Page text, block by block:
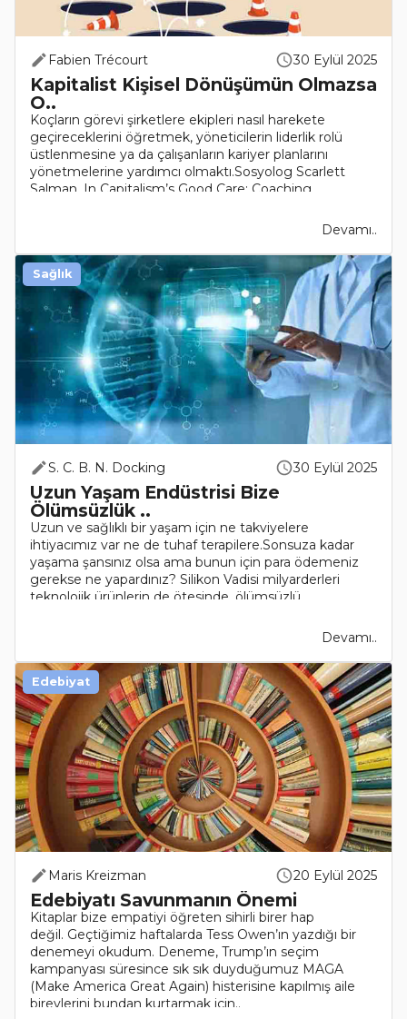
Fabien Trécourt 30 Eylül 2025
Kapitalist Kişisel Dönüşümün Olmazsa
O..
Koçların görevi şirketlere ekipleri nasıl harekete
geçireceklerini öğretmek, yöneticilerin liderlik rolü
üstlenmesine ya da çalışanların kariyer planlarını
yönetmelerine yardımcı olmaktı.Sosyolog Scarlett
Salman, In Capitalism’s Good Care: Coaching ..
Devamı..
S. C. B. N. Docking 30 Eylül 2025
Uzun Yaşam Endüstrisi Bize
Ölümsüzlük ..
Uzun ve sağlıklı bir yaşam için ne takviyelere
ihtiyacımız var ne de tuhaf terapilere.Sonsuza kadar
yaşama şansınız olsa ama bunun için para ödemeniz
gerekse ne yapardınız? Silikon Vadisi milyarderleri
teknolojik ürünlerin de ötesinde, ölümsüzlü..
Devamı..
Sağlık
Maris Kreizman 20 Eylül 2025
Edebiyatı Savunmanın Önemi
Kitaplar bize empatiyi öğreten sihirli birer hap
değil. Geçtiğimiz haftalarda Tess Owen’ın yazdığı bir
denemeyi okudum. Deneme, Trump’ın seçim
kampanyası süresince sık sık duyduğumuz MAGA
(Make America Great Again) histerisine kapılmış aile
bireylerini bundan kurtarmak için..
Edebiyat